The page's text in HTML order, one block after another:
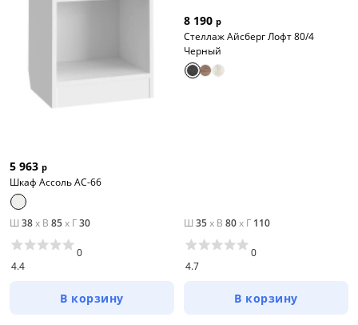
5 963 р
Шкаф Ассоль АС-66
Ш 38x В 85x Г30
4.4
0
В корзину
8 190 р
Стеллаж Айсберг Лофт 80/4
Черный
Ш 35x В 80x Г 110
4.7
0
В корзину